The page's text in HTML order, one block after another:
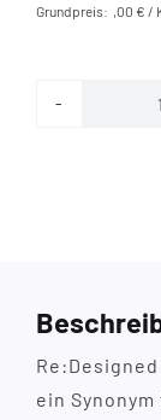
Grundpreis: ,00 € /
ein